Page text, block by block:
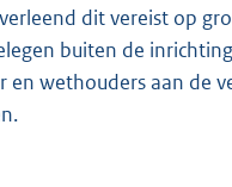
dit vereist op
buiten de
en wethouders aan de